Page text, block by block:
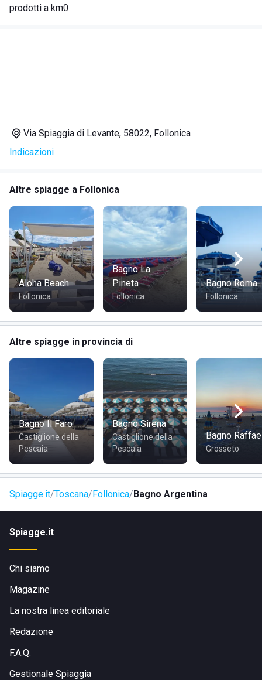
prodotti a km0
Via Spiaggia di Levante, 58022, Follonica
Indicazioni
Altre spiagge a Follonica
Aloha Beach
Follonica
Bagno La
Pineta
Follonica
Bagno Roma
Follonica
Altre spiagge in provincia di
Bagno Il Faro
Castiglione della
Pescaia
Bagno Sirena
Castiglione della
Pescaia
Bagno
Grosseto
Spiagge.it Toscana Follonica Bagno Argentina
Spiagge.it
Chi siamo
Magazine
La nostra linea editoriale
Redazione
F.A.Q.
Gestionale Spiaggia